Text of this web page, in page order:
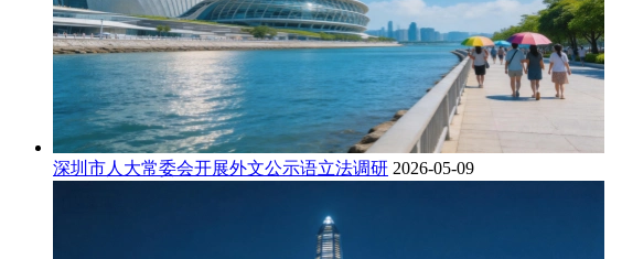
深圳市人大常委会开展外文公示语立法调研 2026-05-09